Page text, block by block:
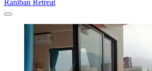
Raniban Retreat